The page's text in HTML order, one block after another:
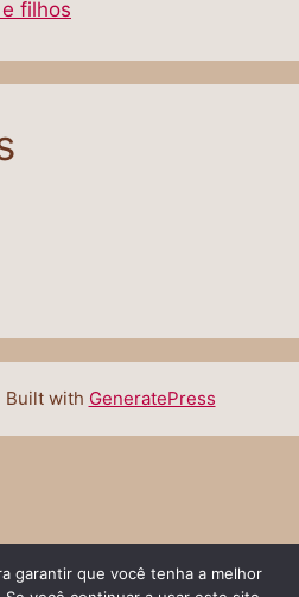
filhos
Built with GeneratePress
garantir que você tenha a melhor